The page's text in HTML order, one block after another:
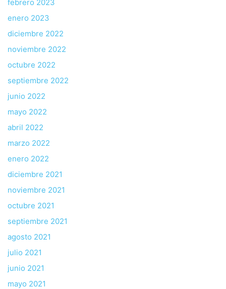
febrero 2023
enero 2023
diciembre 2022
noviembre 2022
octubre 2022
septiembre 2022
junio 2022
mayo 2022
abril 2022
marzo 2022
enero 2022
diciembre 2021
noviembre 2021
octubre 2021
septiembre 2021
agosto 2021
julio 2021
junio 2021
mayo 2021